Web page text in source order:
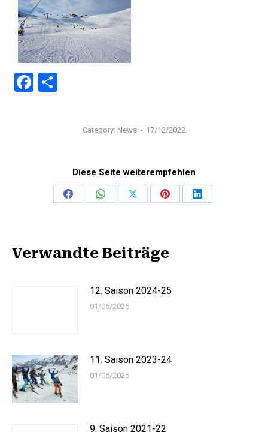
Facebook
Category: News 17/12/2022
Diese Seite weiterempfehlen
Share
Share
Share
Share
Share
Verwandte Beiträge
12. Saison 2024-25
01/05/2025
11. Saison 2023-24
01/05/2025
9. Saison 2021-22